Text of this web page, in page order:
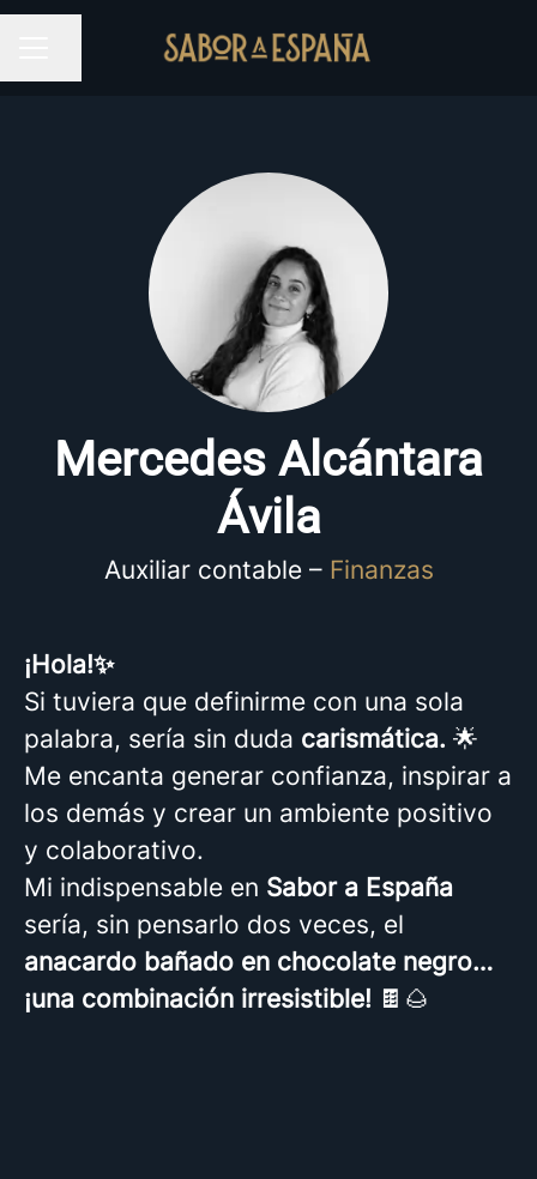
MENÚ DE EMPLEO
Compartir página
Mercedes Alcántara
Ávila
Auxiliar contable – Finanzas
¡Hola!✨
Si tuviera que definirme con una sola
palabra, sería sin duda carismática. 🌟
Me encanta generar confianza, inspirar a
los demás y crear un ambiente positivo
y colaborativo.
Mi indispensable en Sabor a España
sería, sin pensarlo dos veces, el
anacardo bañado en chocolate negro…
¡una combinación irresistible! 🍫🌰